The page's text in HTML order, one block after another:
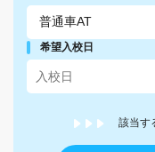
希望入校日
該当す